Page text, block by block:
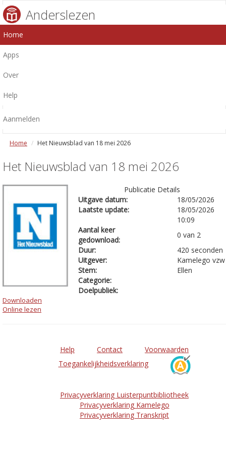
Anderslezen
Home
Apps
Over
Help
Aanmelden
Home Het Nieuwsblad van 18 mei 2026
Het Nieuwsblad van 18 mei 2026
Publicatie Details
Uitgave datum:
18/05/2026
Laatste update:
18/05/2026
10:09
Aantal keer
gedownload:
0 van 2
Duur:
420 seconden
Uitgever:
Kamelego vzw
Stem:
Ellen
Categorie:
Doelpubliek:
Downloaden
Online lezen
Help Contact
Voorwaarden
Toegankelijkheidsverklaring
Privacyverklaring Luisterpuntbibliotheek
Privacyverklaring Kamelego
Privacyverklaring Transkript